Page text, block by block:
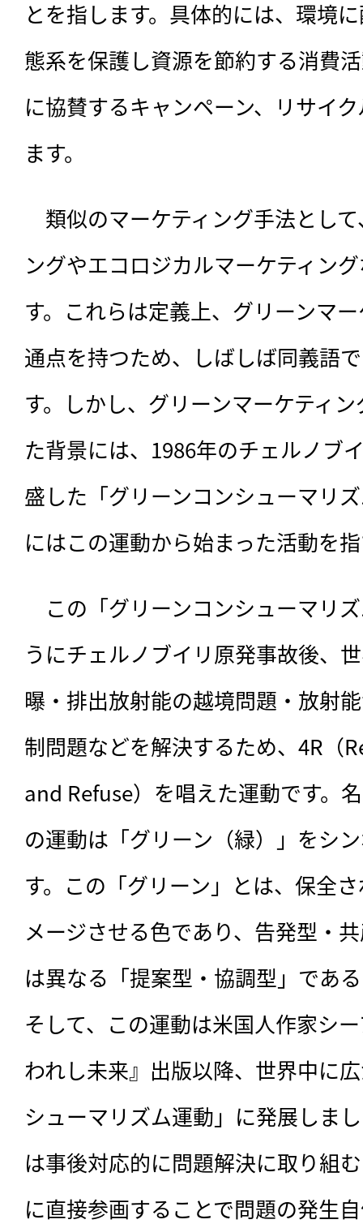
とを指します。具体的には、環境
態系を保護し資源を節約する消費
に協賛するキャンペーン、リサイ
ます。
類似のマーケティング手法とし
ングやエコロジカルマーケティン
す。これらは定義上、グリーンマ
通点を持つため、しばしば同義語
す。しかし、グリーンマーケティ
た背景には、1986年のチェルノブ
盛した「グリーンコンシューマリ
にはこの運動から始まった活動を
この「グリーンコンシューマリ
うにチェルノブイリ原発事故後、
曝・排出放射能の越境問題・放射
制問題などを解決するため、4R（
and Refuse）を唱えた運動です。
の運動は「グリーン（緑）」をシ
す。この「グリーン」とは、保全
メージさせる色であり、告発型・
は異なる「提案型・協調型」であ
そして、この運動は米国人作家シ
われし未来』出版以降、世界中に
シューマリズム運動」に発展しま
は事後対応的に問題解決に取り組
に直接参画することで問題の発生